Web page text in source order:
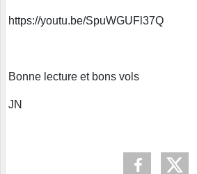
https://youtu.be/SpuWGUFl37Q
Bonne lecture et bons vols
JN